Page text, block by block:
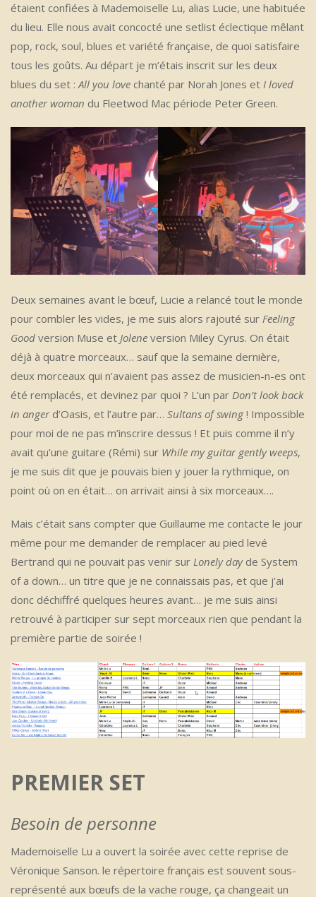
étaient confiées à Mademoiselle Lu, alias Lucie, une habituée
du lieu. Elle nous avait concocté une setlist éclectique mêlant
pop, rock, soul, blues et variété française, de quoi satisfaire
tous les goûts. Au départ je m’étais inscrit sur les deux
blues du set :All you love chanté par Norah Jones et I loved
another woman du Fleetwod Mac période Peter Green.
Deux semaines avant le bœuf, Lucie a relancé tout le monde
pour combler les vides, je me suis alors rajouté sur Feeling
Good version Muse et Jolene version Miley Cyrus. On était
déjà à quatre morceaux… sauf que la semaine dernière,
deux morceaux qui n’avaient pas assez de musicien-n-es ont
été remplacés, et devinez par quoi ? L’un par Don’t look back
in angerd’Oasis, et l’autre par… Sultans of swing ! Impossible
pour moi de ne pas m’inscrire dessus ! Et puis comme il n’y
avait qu’une guitare (Rémi) sur While my guitar gently weeps,
je me suis dit que je pouvais bien y jouer la rythmique, on
point où on en était… on arrivait ainsi à six morceaux….
Mais c’était sans compter que Guillaume me contacte le jour
même pour me demander de remplacer au pied levé
Bertrand qui ne pouvait pas venir sur Lonely dayde System
of a down… un titre que je ne connaissais pas, et que j’ai
donc déchiffré quelques heures avant… je me suis ainsi
retrouvé à participer sur sept morceaux rien que pendant la
première partie de soirée !
PREMIER SET
Besoin de personne
Mademoiselle Lu a ouvert la soirée avec cette reprise de
Véronique Sanson. le répertoire français est souvent sous-
représenté aux bœufs de la vache rouge, ça changeait un